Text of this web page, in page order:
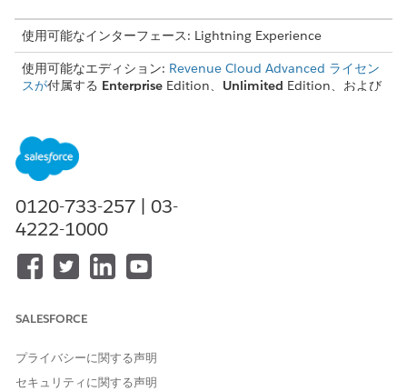
使用可能なインターフェース: Lightning Experience
使用可能なエディション: Revenue Cloud Advanced ライセン
スが付属する Enterprise Edition、 Unlimited Edition、および
評価手順を作成、更新、およ
評価手順を使用する
Procedures
次の詳細を指定します。
名前を入力し、Tab キーを押して API 参照名を自動入力し
0120-733-257 | 03-
4222-1000
SALESFORCE
プライバシーに関する声明
セキュリティに関する声明